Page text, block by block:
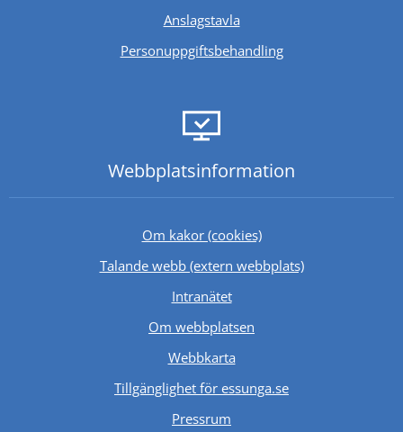
Anslagstavla
Personuppgiftsbehandling
Webbplats­information
Om kakor (cookies)
Talande webb (extern webbplats)Länk till annan
IntranätetLänk till annan webbplats.
Om webbplatsen
Webbkarta
Tillgänglighet för essunga.se
Pressrum